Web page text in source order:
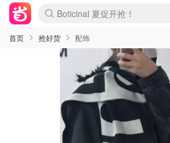
Boticinal 夏促开抢！
4折！lulu周四疯狂上新
还没结束！&OtherStories大促
Joybuy变相75折 随时失效
速领！Stanley独家85折
疑似霸哥！Camper额外叠85折
Zalando 奥莱闪促！每日更新
Moncler反季囤！5折起+叠9折
Coach Brooklyn仅€192
首页 抢好货 配饰